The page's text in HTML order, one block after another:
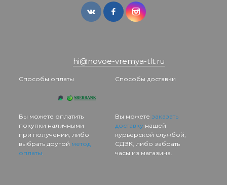
hi@novoe-vremya-tlt.ru
Способы оплаты
Вы можете оплатить
покупки наличными
при получении, либо
выбрать другой метод
оплаты.
Способы доставки
Вы можете заказать
доставкунашей
курьерской службой,
СДЭК, либо забрать
часы из магазина.